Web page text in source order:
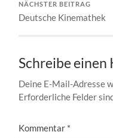
NÄCHSTER BEITRAG
Deutsche Kinemathek
Schreibe
Deine E-Mail-Adresse
Erforderliche Felder
Kommentar *